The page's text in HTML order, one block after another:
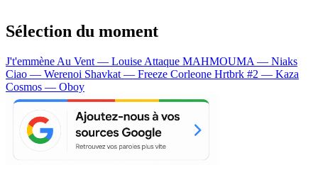
Sélection du moment
J't'emmène Au Vent — Louise Attaque MAHMOUMA — Niaks
Ciao — Werenoi Shavkat — Freeze Corleone Hrtbrk #2 — Kaza
Cosmos — Oboy